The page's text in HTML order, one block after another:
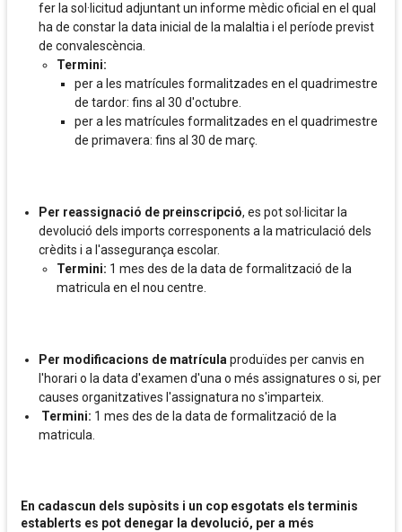
fer la sol·licitud adjuntant un informe mèdic oficial en el qual
ha de constar la data inicial de la malaltia i el període previst
de convalescència.
Termini:
per a les matrícules formalitzades en el quadrimestre
de tardor: fins al 30 d'octubre.
per a les matrícules formalitzades en el quadrimestre
de primavera: fins al 30 de març.
Per reassignació de preinscripció, es pot sol·licitar la
devolució dels imports corresponents a la matriculació dels
crèdits i a l'assegurança escolar.
Termini: 1 mes des de la data de formalització de la
matricula en el nou centre.
Per modificacions de matrículaproduïdes per canvis en
l'horari o la data d'examen d'una o més assignatures o si, per
causes organitzatives l'assignatura no s'imparteix.
Termini: 1 mes des de la data de formalització de la
matricula.
En cadascun dels supòsits i un cop esgotats els terminis
establerts es pot denegar la devolució, per a més